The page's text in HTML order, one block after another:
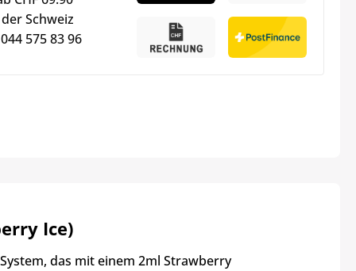
Schweiz
575 83 96
Ice)
das mit einem 2ml Strawberry